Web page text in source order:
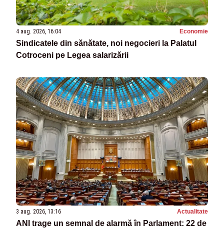
4 aug. 2026, 16:04 Economie
Sindicatele din sănătate, noi negocieri la Palatul
Cotroceni pe Legea salarizării
3 aug. 2026, 13:16 Actualitate
ANI trage un semnal de alarmă în Parlament: 22 de